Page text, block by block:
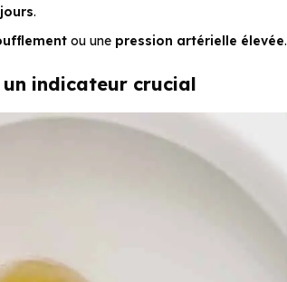
.
ou une pression artérielle élevée.
un indicateur crucial